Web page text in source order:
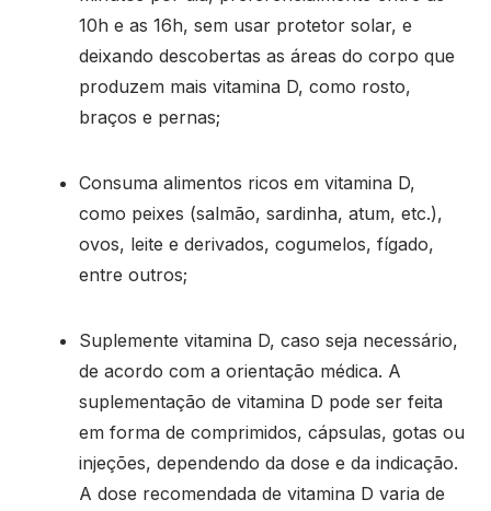
10h e as 16h, sem usar protetor solar, e
deixando descobertas as áreas do corpo que
produzem mais vitamina D, como rosto,
braços e pernas;
Consuma alimentos ricos em vitamina D,
como peixes (salmão, sardinha, atum, etc.),
ovos, leite e derivados, cogumelos, fígado,
entre outros;
Suplemente vitamina D, caso seja necessário,
de acordo com a orientação médica. A
suplementação de vitamina D pode ser feita
em forma de comprimidos, cápsulas, gotas ou
injeções, dependendo da dose e da indicação.
A dose recomendada de vitamina D varia de